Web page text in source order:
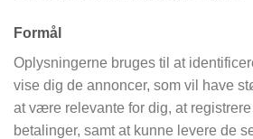
Formål
Oplysningerne bruges til at
vise dig de annoncer, som vil have
at være relevante for dig, at
betalinger, samt at kunne levere de